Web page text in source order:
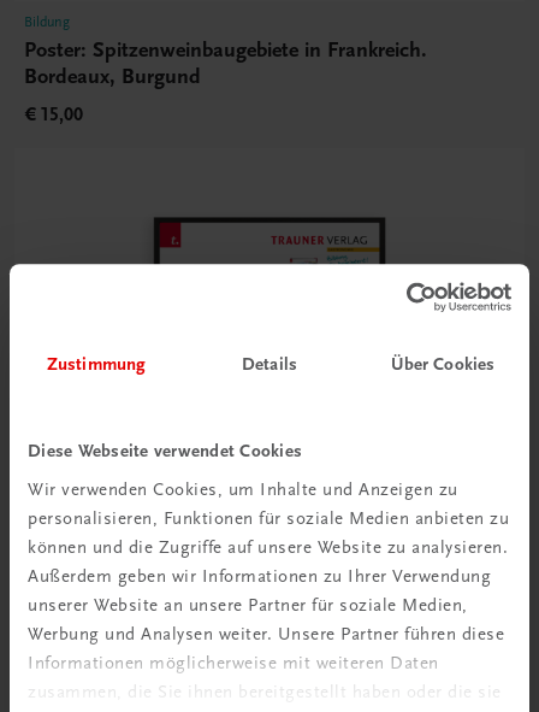
Zustimmung Details Über Cookies
Diese Webseite verwendet Cookies
Wir verwenden Cookies, um Inhalte und Anzeigen zu
personalisieren, Funktionen für soziale Medien anbieten zu
können und die Zugriffe auf unsere Website zu analysieren.
Außerdem geben wir Informationen zu Ihrer Verwendung
unserer Website an unsere Partner für soziale Medien,
Werbung und Analysen weiter. Unsere Partner führen diese
Informationen möglicherweise mit weiteren Daten
zusammen, die Sie ihnen bereitgestellt haben oder die sie
Bildung
Poster: Spitzenweinbaugebiete in Frankreich.
Bordeaux, Burgund
€ 15,00
Poster: Weinland Deutschland
€ 15,00